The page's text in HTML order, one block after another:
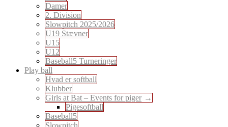
Damer
2. Division
Slowpitch 2025/2026
U19 Stævner
U15
U12
Baseball5 Turneringer
Play ball
Hvad er softball
Klubber
Girls at Bat – Events for piger
Pigesoftball
Baseball5
Slowpitch